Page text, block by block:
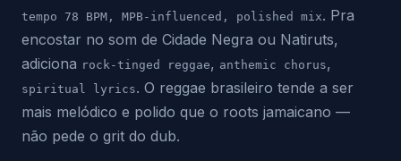
tempo 78 BPM, MPB-influenced, polished mix. Pra
encostar no som de Cidade Negra ou Natiruts,
adiciona rock-tinged reggae, anthemic chorus,
spiritual lyrics. O reggae brasileiro tende a ser
mais melódico e polido que o roots jamaicano —
não pede o grit do dub.